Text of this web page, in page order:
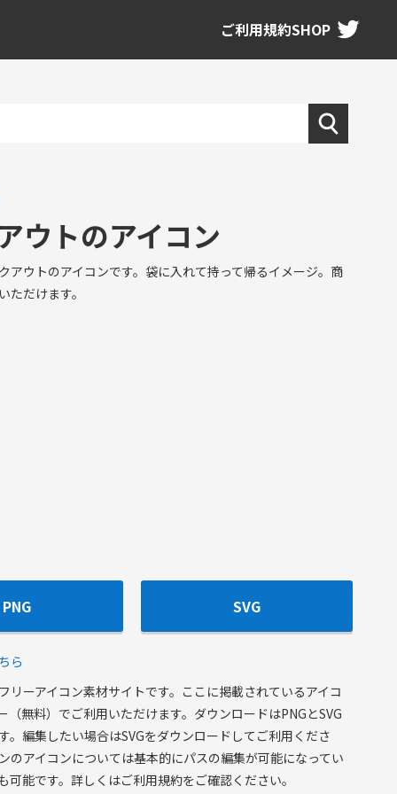
ご利用規約SHOP
ウトのアイコン
アウトのアイコンです。袋に入れて持って帰るイメージ。商
ただけます。
PNG
SVG
ら
リーアイコン素材サイトです。ここに掲載されているアイコ
（無料）でご利用いただけます。ダウンロードはPNGとSVG
。編集したい場合はSVGをダウンロードしてご利用くださ
のアイコンについては基本的にパスの編集が可能になってい
可能です。詳しくはご利用規約をご確認ください。